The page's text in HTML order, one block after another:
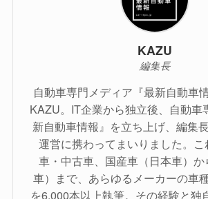
KAZU
編集長
自動車専門メディア『最新自動車
KAZU。IT企業から独立後、自動車
新自動車情報』を立ち上げ、編集
運営に携わってまいりました。
車・中古車、国産車（日本車）
車）まで、あらゆるメーカーの車
を6,000本以上執筆。その経験と独